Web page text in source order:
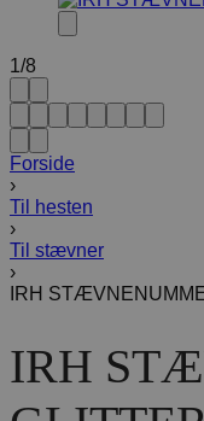
1/8
Forside
›
Til hesten
›
Til stævner
›
IRH
IRH